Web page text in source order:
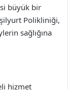
büyük bir
Polikliniği,
sağlığına
hizmet